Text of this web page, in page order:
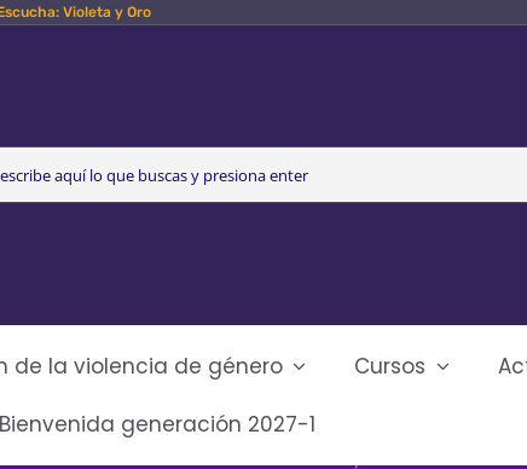
Violeta y Oro
de la violencia de género Cursos
Bienvenida generación 2027-1